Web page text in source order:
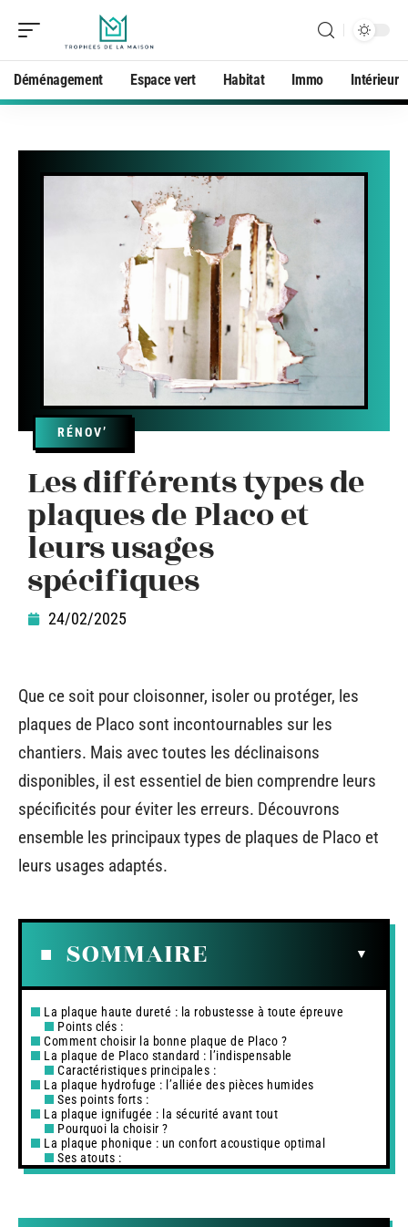
Déménagement Espace vert Habitat Immo Intérieur
RÉNOV’
Les différents types de
plaques de Placo et
leurs usages
spécifiques
24/02/2025
Que ce soit pour cloisonner, isoler ou protéger, les
plaques de Placo sont incontournables sur les
chantiers. Mais avec toutes les déclinaisons
disponibles, il est essentiel de bien comprendre leurs
spécificités pour éviter les erreurs. Découvrons
ensemble les principaux types de plaques de Placo et
leurs usages adaptés.
SOMMAIRE
La plaque haute dureté : la robustesse à toute épreuve
Points clés :
Comment choisir la bonne plaque de Placo ?
La plaque de Placo standard : l’indispensable
Caractéristiques principales :
La plaque hydrofuge : l’alliée des pièces humides
Ses points forts :
La plaque ignifugée : la sécurité avant tout
Pourquoi la choisir ?
La plaque phonique : un confort acoustique optimal
Ses atouts :